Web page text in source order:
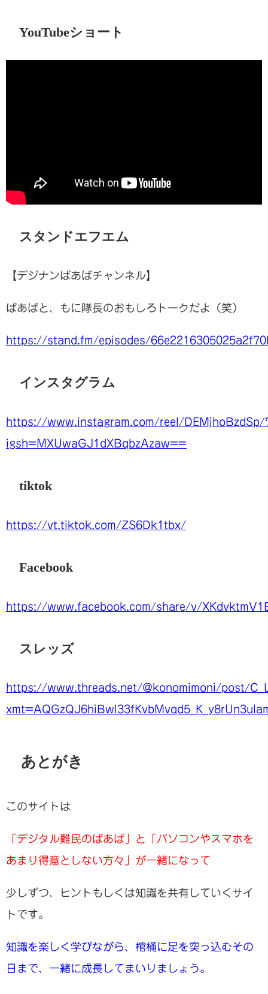
YouTubeショート
スタンドエフエム
【デジナンばあばチャンネル】
ばあばと、もに隊長のおもしろトークだよ（笑）
https://stand.fm/episodes/
インスタグラム
https://www.instagram.com/reel/DEMjhoBzdSp/
igsh=MXUwaGJ1dXBqbzAzaw==
tiktok
https://vt.tiktok.com/ZS6Dk1tbx/
Facebook
https://www.facebook.com/share/v/
スレッズ
https://www.threads.net/@konomimoni/post/
あとがき
このサイトは
「デジタル難民のばあば」と「パソコンやスマホを
あまり得意としない方々」が一緒になって
少しずつ、ヒントもしくは知識を共有していくサイ
トです。
知識を楽しく学びながら、棺桶に足を突っ込むその
日まで、一緒に成長してまいりましょう。